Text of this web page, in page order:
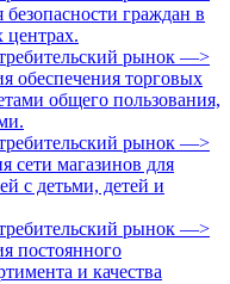
граждан в
рынок —>
обеспечения торговых
общего пользования,
рынок —>
сети магазинов для
с детьми, детей и
рынок —>
постоянного
и качества